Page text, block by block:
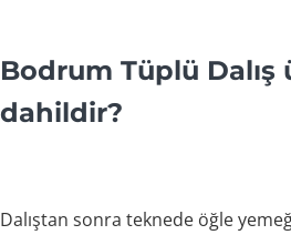
Bodrum Tüplü
dahildir?
Dalıştan sonra teknede öğle